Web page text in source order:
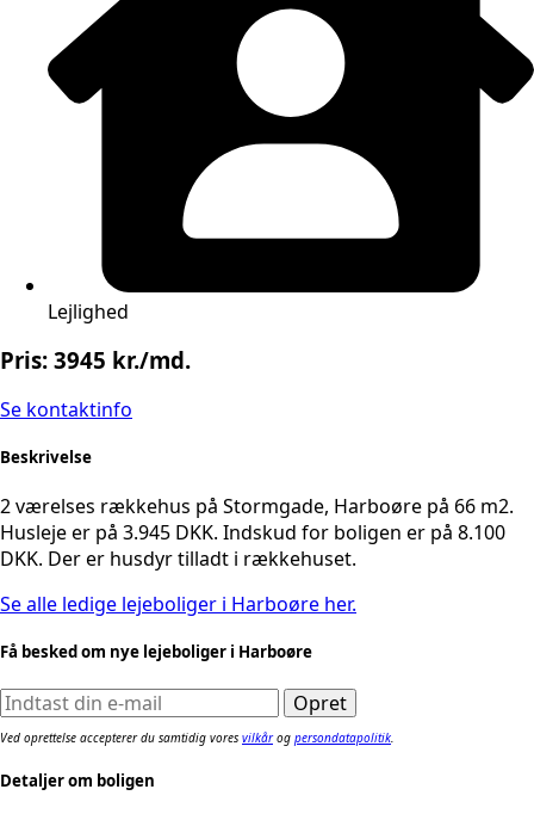
Lejlighed
Pris: 3945 kr./md.
Se kontaktinfo
Beskrivelse
2 værelses rækkehus på Stormgade, Harboøre på 66 m2.
Husleje er på 3.945 DKK. Indskud for boligen er på 8.100
DKK. Der er husdyr tilladt i rækkehuset.
Se alle ledige lejeboliger i Harboøre her.
Få besked om nye lejeboliger i Harboøre
Ved oprettelse accepterer du samtidig vores vilkårog persondatapolitik
Detaljer om boligen